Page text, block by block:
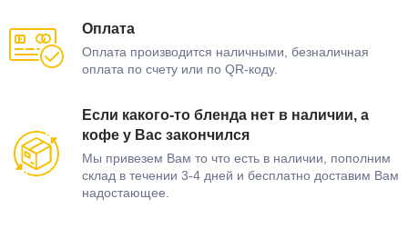
Оплата
Оплата производится наличными, безналичная
оплата по счету или по QR-коду.
Если какого-то бленда нет в наличии, а
кофе у Вас закончился
Мы привезем Вам то что есть в наличии, пополним
склад в течении 3-4 дней и бесплатно доставим Вам
надостающее.